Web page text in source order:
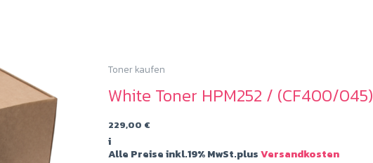
Toner kaufen
White Toner HPM252 / (CF400/045)
229,00 €
i
Alle Preise inkl.19% MwSt.plusVersandkosten